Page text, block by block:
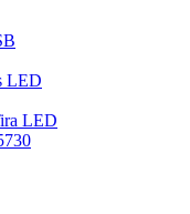
LED
LED